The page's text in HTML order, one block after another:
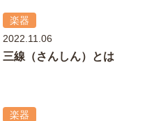
楽器
2022.11.06
三線（さんしん）とは
楽器